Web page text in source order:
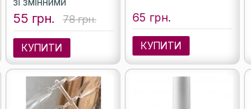
спонжами (колір
фіолетовий)
55 грн. 78 грн.
КУПИТИ
65 грн.
КУПИТИ